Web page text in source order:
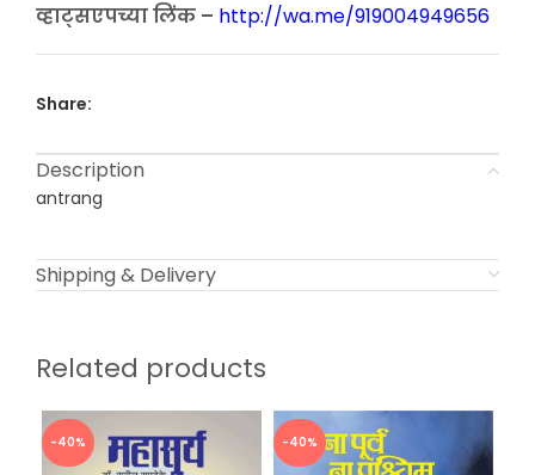
व्हाट्सएपच्या लिंक – http://wa.me/919004949656
Share:
Description
antrang
Shipping & Delivery
Related products
-40% -40%